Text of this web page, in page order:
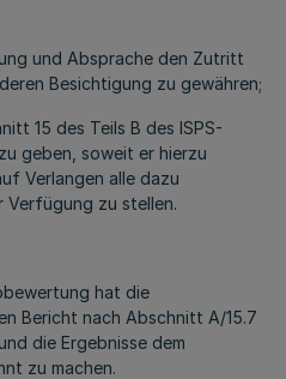
und Absprache den Zutritt
Besichtigung zu gewähren;
15 des Teils B des ISPS-
geben, soweit er hierzu
Verlangen alle dazu
Verfügung zu stellen.
hat die
Bericht nach Abschnitt A/15.7
die Ergebnisse dem
zu machen.